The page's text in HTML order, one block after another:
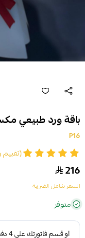
باقة ورد طبيعي
P16
216
السعر شامل الضريبة
متوفر